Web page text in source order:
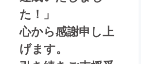
た！」
心から感謝申し上
げます。